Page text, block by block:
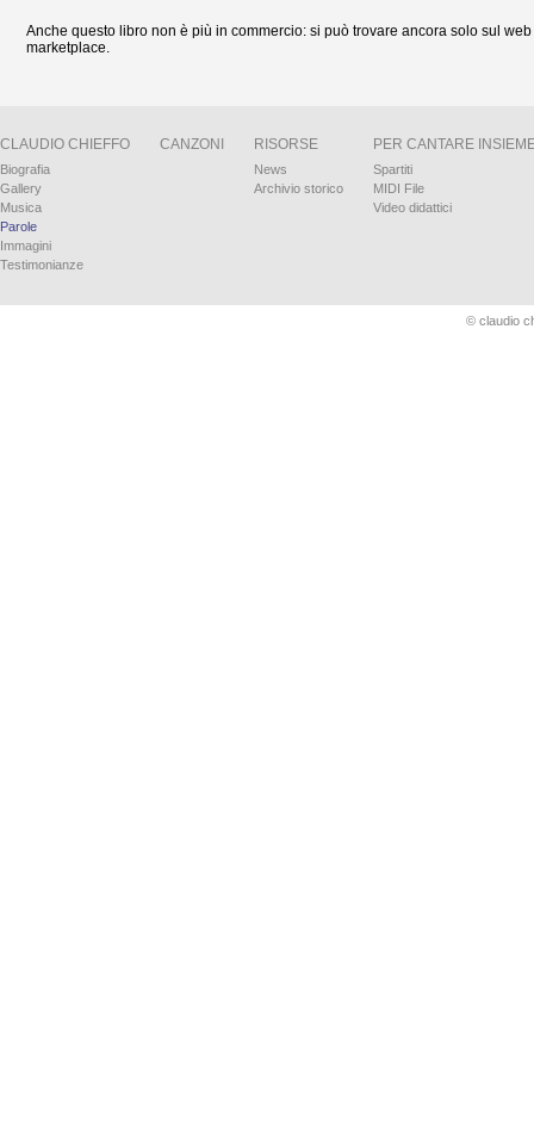
Anche questo libro non è più in commercio: si può trovare ancora solo sul
marketplace.
CLAUDIO CHIEFFO
Biografia
Gallery
Musica
Parole
Immagini
Testimonianze
CANZONI RISORSE
News
Archivio storico
PER CANTARE
Spartiti
MIDI File
Video didattici
© claudio